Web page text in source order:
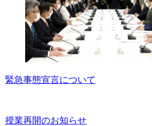
緊急事態宣言について
授業再開のお知らせ